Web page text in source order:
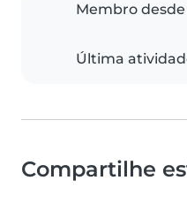
Membro desde
Última
Compartilhe